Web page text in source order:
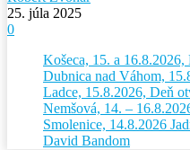
25. júla 2025
0
Košeca, 15. a 16.8.2026,
Dubnica nad Váhom,
Ladce, 15.8.2026, Deň
Nemšová, 14. –
Smolenice, 14.8.2026
David Bandom